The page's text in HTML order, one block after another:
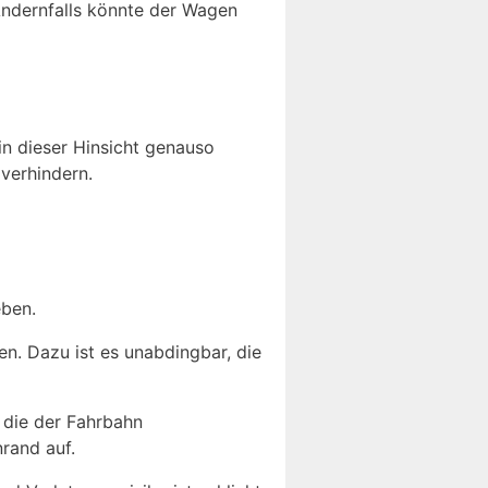
könnte der Wagen
dieser Hinsicht genauso
Dazu ist es unabdingbar, die
der Fahrbahn
auf.